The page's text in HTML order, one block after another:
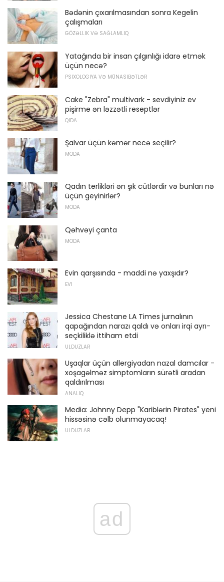
Bədənin çıxarılmasından sonra Kegelin
çalışmaları
GÖZƏLLIK VƏ SAĞLAMLIQ
Yatağında bir insan çılgınlığı idarə etmək
üçün necə?
PSIXOLOGIYA VƏ MÜNASIBƏTLƏR
Cake "Zebra" multivark - sevdiyiniz ev
pişirme ən ləzzətli reseptlər
QIDA
Şalvar üçün kəmər necə seçilir?
MODA
Qadın terlikləri ən şık cütlərdir və bunları nə
üçün geyinirlər?
MODA
Qəhvəyi çanta
MODA
Evin qarşısında - maddi nə yaxşıdır?
EVI
Jessica Chestane LA Times jurnalının
qapağından narazı qaldı və onları irqi ayrı-
seçkiliklə ittiham etdi
ULDUZLAR
Uşaqlar üçün allergiyadan nazal damcılar -
xoşagəlməz simptomların sürətli aradan
qaldırılması
ANALIQ
Media: Johnny Depp "Kariblərin Pirates" yeni
hissəsinə cəlb olunmayacaq!
ULDUZLAR
ad